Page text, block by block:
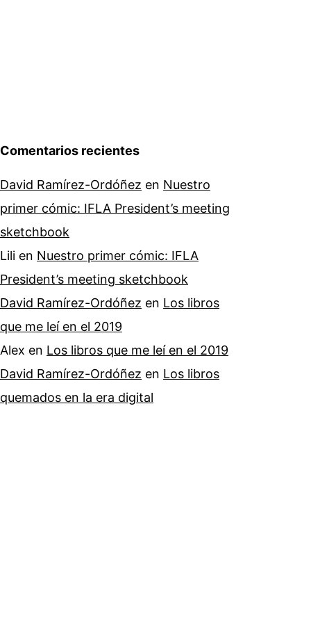
Comentarios recientes
David Ramírez-Ordóñez en Nuestro
primer cómic: IFLA President’s meeting
sketchbook
Lili en Nuestro primer cómic: IFLA
President’s meeting sketchbook
David Ramírez-Ordóñez en Los libros
que me leí en el 2019
Alex en Los libros que me leí en el 2019
David Ramírez-Ordóñez en Los libros
quemados en la era digital